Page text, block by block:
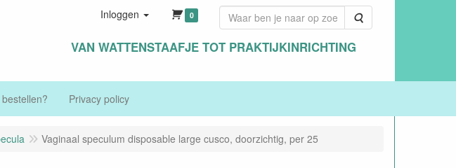
VAN WATTENSTAAFJE TOT PRAKTIJKINRICHTING
Inloggen 0 Zoeken
Privacy policy
Vaginaal speculum disposable large cusco, doorzichtig, per 25